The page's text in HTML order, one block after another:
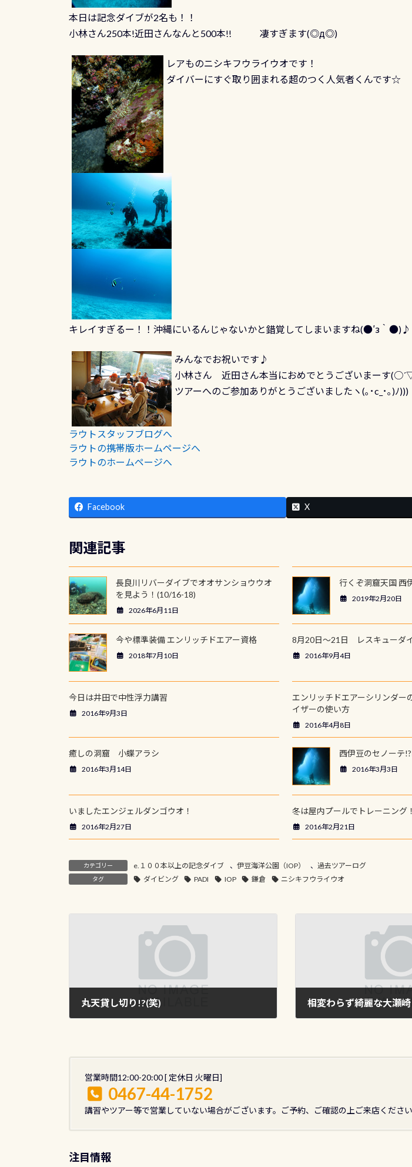
本日は記念ダイブが2名も！！
小林さん250本!近田さんなんと500本!! 凄すぎます(◎д◎)
レアものニシキフウライウオです！
ダイバーにすぐ取り囲まれる超のつく人気者くんです☆
キレイすぎるー！！沖縄にいるんじゃないかと錯覚してしまいますね(●′з｀●)♪
みんなでお祝いです♪
小林さん 近田さん本当におめでとうございまーす
ツアーへのご参加ありがとうございましたヽ(｡･c_･｡)ﾉ)))
ラウトスタッフブログへ
ラウトの携帯版ホームページへ
ラウトのホームページへ
Facebook X
関連記事
長良川リバーダイブでオオサンショウウオ
を見よう！(10/16-18)
2026年6月11日
行くぞ洞窟天国 西
2019年2月20日
今や標準装備 エンリッチドエアー資格
2018年7月10日
8月20日～21日 レスキューダ
2016年9月4日
今日は井田で中性浮力講習
2016年9月3日
エンリッチドエアーシリンダー
イザーの使い方
2016年4月8日
癒しの洞窟 小蝶アラシ
2016年3月14日
西伊豆のセノーテ
2016年3月3日
いましたエンジェルダンゴウオ！
2016年2月27日
冬は屋内プールでトレーニング！
2016年2月21日
カテゴリー e.１００本以上の記念ダイブ 、 伊豆海洋公園（IOP） 、過去ツアーログ
タグ ダイビング PADI IOP 鎌倉 ニシキフウライウオ
丸天貸し切り!?(笑) 相変わらず綺麗な大瀬崎
営業時間12:00-20:00 [ 定休日 火曜日]
0467-44-1752
講習やツアー等で営業していない場合がございます。ご予約、ご確認の上ご来店くださ
注目情報